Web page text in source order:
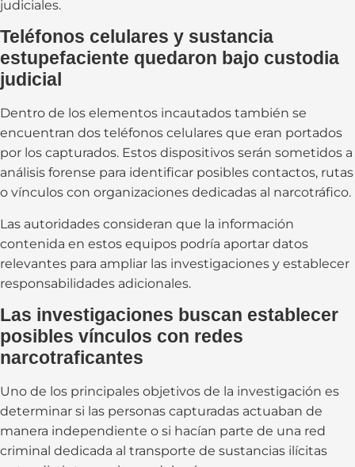
judiciales.
Teléfonos celulares y sustancia
estupefaciente quedaron bajo custodia
judicial
Dentro de los elementos incautados también se
encuentran dos teléfonos celulares que eran portados
por los capturados. Estos dispositivos serán sometidos a
análisis forense para identificar posibles contactos, rutas
o vínculos con organizaciones dedicadas al narcotráfico.
Las autoridades consideran que la información
contenida en estos equipos podría aportar datos
relevantes para ampliar las investigaciones y establecer
responsabilidades adicionales.
Las investigaciones buscan establecer
posibles vínculos con redes
narcotraficantes
Uno de los principales objetivos de la investigación es
determinar si las personas capturadas actuaban de
manera independiente o si hacían parte de una red
criminal dedicada al transporte de sustancias ilícitas